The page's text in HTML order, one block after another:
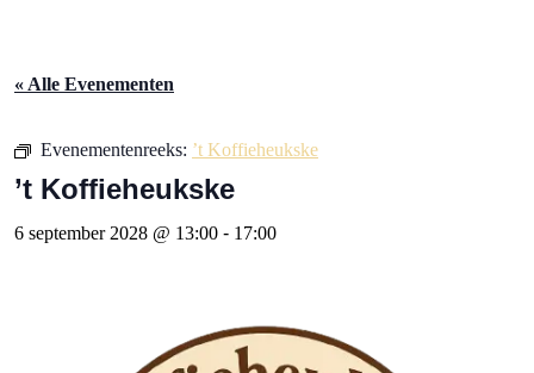
« Alle Evenementen
Evenementenreeks: ’t Koffieheukske
’t Koffieheukske
6 september 2028 @ 13:00 - 17:00